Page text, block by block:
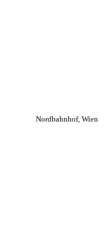
Nordbahnhof, Wien